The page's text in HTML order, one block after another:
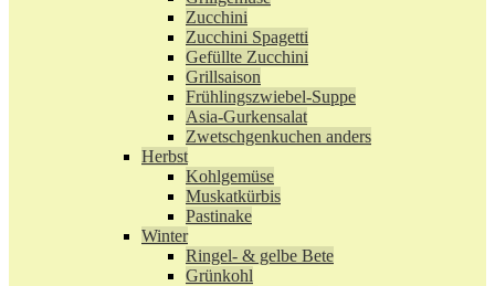
Zucchini
Zucchini Spagetti
Gefüllte Zucchini
Grillsaison
Frühlingszwiebel-Suppe
Asia-Gurkensalat
Zwetschgenkuchen anders
Herbst
Kohlgemüse
Muskatkürbis
Pastinake
Winter
Ringel- & gelbe Bete
Grünkohl